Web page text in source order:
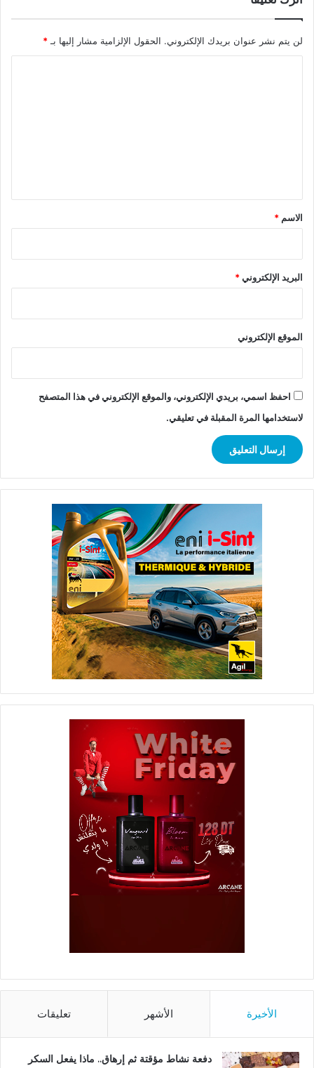
لن يتم نشر عنوان بريدك الإلكتروني. الحقول الإلزامية مشار إليها بـ *
*
الاسم *
البريد الإلكتروني*
الموقع الإلكتروني
احفظ اسمي، بريدي الإلكتروني، والموقع الإلكتروني في هذا المتصفح
لاستخدامها المرة المقبلة في تعليقي.
الأخيرة الأشهر تعليقات
دفعة نشاط مؤقتة ثم إرهاق.. ماذا يفعل السكر